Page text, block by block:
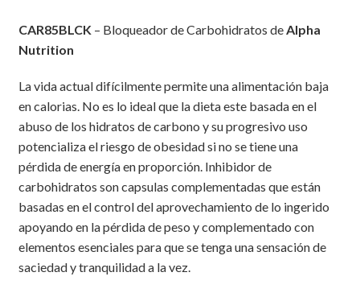
CAR85BLCK – Bloqueador de Carbohidratos deAlpha
Nutrition
La vida actual difícilmente permite una alimentación baja
en calorias. No es lo ideal que la dieta este basada en el
abuso de los hidratos de carbono y su progresivo uso
potencializa el riesgo de obesidad si no se tiene una
pérdida de energía en proporción. Inhibidor de
carbohidratos son capsulas complementadas que están
basadas en el control del aprovechamiento de lo ingerido
apoyando en la pérdida de peso y complementado con
elementos esenciales para que se tenga una sensación de
saciedad y tranquilidad a la vez.